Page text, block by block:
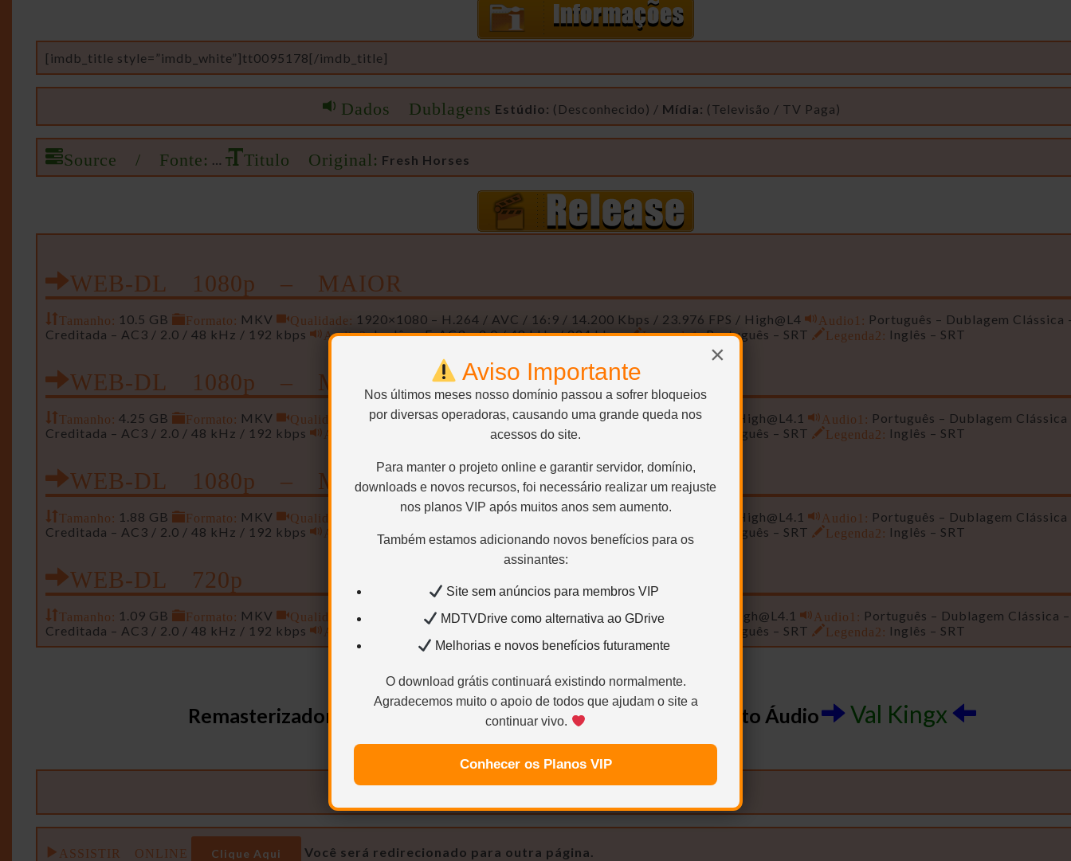
×
Aviso Importante
Nos últimos meses nosso domínio passou a sofrer bloqueios
por diversas operadoras, causando uma grande queda nos
acessos do site.
Para manter o projeto online e garantir servidor, domínio,
downloads e novos recursos, foi necessário realizar um reajuste
nos planos VIP após muitos anos sem aumento.
Também estamos adicionando novos benefícios para os
assinantes:
Site sem anúncios para membros VIP
MDTVDrive como alternativa ao GDrive
Melhorias e novos benefícios futuramente
O download grátis continuará existindo normalmente.
Agradecemos muito o apoio de todos que ajudam o site a
continuar vivo.
Conhecer os Planos VIP
[imdb_title style=”imdb_white”]tt0095178[/imdb_title]
Dados Dublagens Estúdio: (Desconhecido) / Mídia: (Televisão / TV Paga)
Source / Fonte: Titulo Original: Fresh Horses
WEB-DL 1080p – MAIOR
Tamanho: 10.5 GB Formato: MKV Qualidade: 1920×1080 – H.264 / AVC / 16:9 / 14.200 Kbps / 23.976 FPS / High@L4 Audio1: Português – Dublagem Clássica
Creditada – AC3 / 2.0 / 48 kHz / 192 kbps
Audio2:Inglês – E-AC3 – 2.0 / 48 kHz / 224 kbps Legenda1:Português – SRT Legenda2: Inglês – SRT
WEB-DL 1080p – Menor
Tamanho: 4.25 GB Formato: MKV Qualidade: 1920×1080 – H.264 / AVC / 16:9 / 5.500 Kbps / 23.976 FPS / High@L4.1 Audio1: Português – Dublagem Clássica
Creditada – AC3 / 2.0 / 48 kHz / 192 kbps
Audio2: Inglês – E-AC3 – 2.0 / 48 kHz / 224 kbps Português – SRT Legenda2: Inglês – SRT
WEB-DL 1080p – Mini
Tamanho: 1.88 GB Formato: MKV Qualidade: 1920×1080 – H.264 / AVC / 16:9 / 2.200 Kbps / 23.976 FPS / High@L4.1 Audio1: Português – Dublagem Clássica
Creditada – AC3 / 2.0 / 48 kHz / 192 kbps
Audio2: Inglês – E-AC3 – 2.0 / 48 kHz / 224 kbps Português – SRT Legenda2: Inglês – SRT
WEB-DL 720p
Tamanho: 1.09 GB Formato: MKV Qualidade: 1280×720 – H.264 / AVC / 16:9 / 1.100 Kbps / 23.976 FPS / High@L4.1 Audio1: Português – Dublagem Clássica
Creditada – AC3 / 2.0 / 48 kHz / 192 kbps
Audio2: Português – SRT Legenda2: Inglês – SRT
Remasterizador, Encoder e Uploader CaNNIBal Crédito Áudio Val Kingx
NOTA (CaNNIbal)
ASSISTIR ONLINE Clique Aqui Você será redirecionado para outra página.